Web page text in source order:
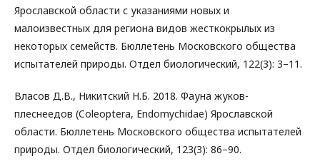
Ярославской области с указаниями новых и
малоизвестных для региона видов жесткокрылых из
некоторых семейств. Бюллетень Московского общества
испытателей природы. Отдел биологический, 122(3): 3–11.
Власов Д.В., Никитский Н.Б. 2018. Фауна жуков-
плеснеедов (Coleoptera, Endomychidae) Ярославской
области. Бюллетень Московского общества испытателей
природы. Отдел биологический, 123(3): 86–90.